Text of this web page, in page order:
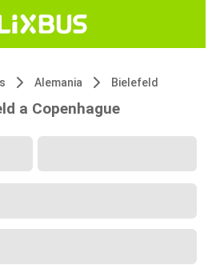
Alemania Bielefeld
a Copenhague